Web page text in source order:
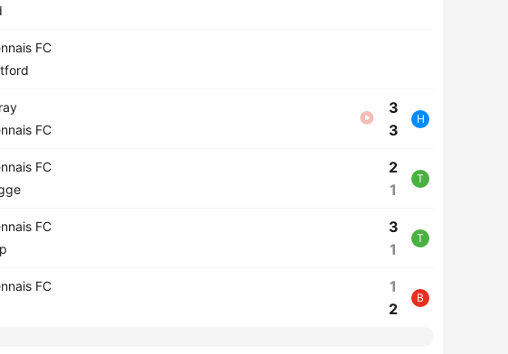
FC
FC
3
3
H
FC
2
1
T
FC
3
1
T
FC
1
2
B